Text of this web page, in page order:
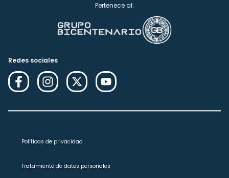
Pertenece al:
Redes sociales
Políticas de privacidad
Tratamiento de datos personales